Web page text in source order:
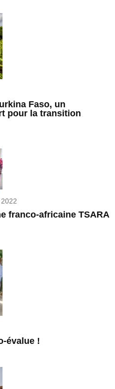
Faso, un
pour la transition
franco-africaine TSARA
évalue !